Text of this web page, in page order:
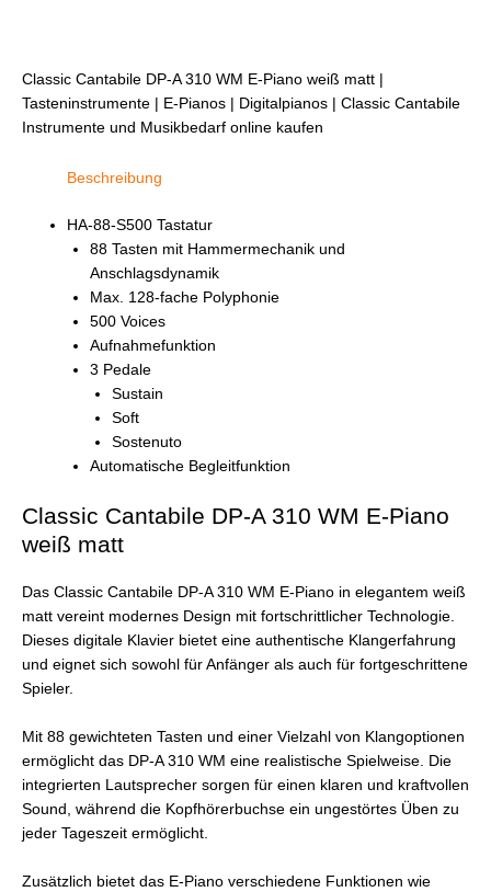
matt
Menge
Classic Cantabile DP-A 310 WM E-Piano weiß matt |
Tasteninstrumente | E-Pianos | Digitalpianos | Classic Cantabile
Instrumente und Musikbedarf online kaufen
Beschreibung
HA-88-S500 Tastatur
88 Tasten mit Hammermechanik und
Anschlagsdynamik
Max. 128-fache Polyphonie
500 Voices
Aufnahmefunktion
3 Pedale
Sustain
Soft
Sostenuto
Automatische Begleitfunktion
Classic Cantabile DP-A 310 WM E-Piano
weiß matt
Das Classic Cantabile DP-A 310 WM E-Piano in elegantem weiß
matt vereint modernes Design mit fortschrittlicher Technologie.
Dieses digitale Klavier bietet eine authentische Klangerfahrung
und eignet sich sowohl für Anfänger als auch für fortgeschrittene
Spieler.
Mit 88 gewichteten Tasten und einer Vielzahl von Klangoptionen
ermöglicht das DP-A 310 WM eine realistische Spielweise. Die
integrierten Lautsprecher sorgen für einen klaren und kraftvollen
Sound, während die Kopfhörerbuchse ein ungestörtes Üben zu
jeder Tageszeit ermöglicht.
Zusätzlich bietet das E-Piano verschiedene Funktionen wie